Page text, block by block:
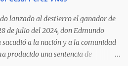
oposición a su medida obtendrá
la gestión gubernamental. Restringir
n...
lanzado al destierro el ganador de
de julio del 2024, don Edmundo
a la nación y a la comunidad
producido una sentencia de